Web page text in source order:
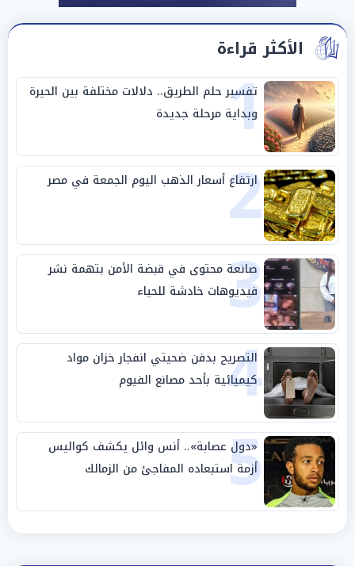
الأكثر قراءة
1
تفسير حلم الطريق.. دلالات مختلفة بين الحيرة
وبداية مرحلة جديدة
2
ارتفاع أسعار الذهب اليوم الجمعة في مصر
3
صانعة محتوى في قبضة الأمن بتهمة نشر
فيديوهات خادشة للحياء
4
التصريح بدفن ضحيتي انفجار خزان مواد
كيميائية بأحد مصانع الفيوم
5
«دول عصابة».. أنس وائل يكشف كواليس
أزمة استبعاده المفاجئ من الزمالك